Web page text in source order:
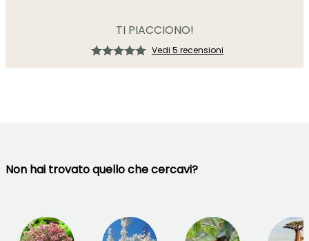
TI PIACCIONO!
Vedi 5 recensioni
Non hai trovato quello che cercavi?